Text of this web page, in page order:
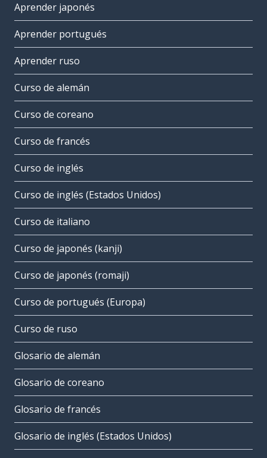
Aprender japonés
Aprender portugués
Aprender ruso
Curso de alemán
Curso de coreano
Curso de francés
Curso de inglés
Curso de inglés (Estados Unidos)
Curso de italiano
Curso de japonés (kanji)
Curso de japonés (romaji)
Curso de portugués (Europa)
Curso de ruso
Glosario de alemán
Glosario de coreano
Glosario de francés
Glosario de inglés (Estados Unidos)